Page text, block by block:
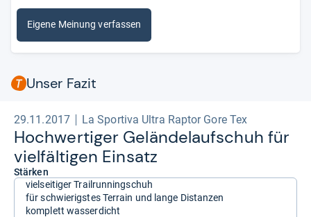
Eigene Meinung verfassen
Unser Fazit
29.11.2017 La Sportiva Ultra Raptor Gore Tex
Hoch­wer­ti­ger Gelän­de­lauf­schuh für
viel­fäl­ti­gen Ein­satz
Stärken
vielseitiger Trailrunningschuh
für schwierigstes Terrain und lange Distanzen
komplett wasserdicht